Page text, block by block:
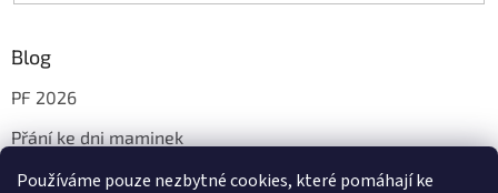
Používáme pouze nezbytné cookies, které pomáhají ke
Blog
PF 2026
Přání ke dni maminek